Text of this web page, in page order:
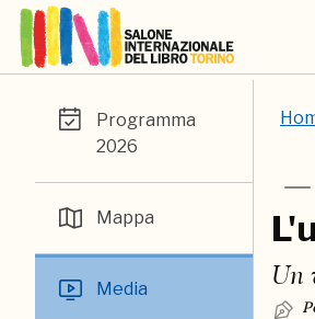
Programma
2026
Mappa
Media Un